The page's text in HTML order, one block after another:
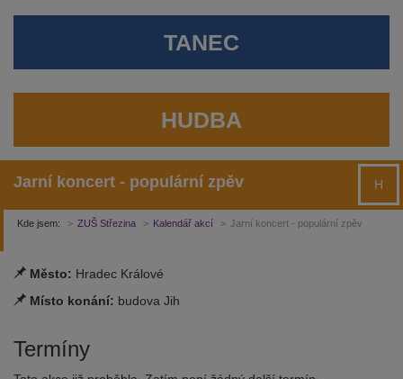
TANEC
HUDBA
Jarní koncert - populární zpěv H
Kde jsem: ZUŠ Střezina Kalendář akcí Jarní koncert - populární zpěv
Město: Hradec Králové
Místo konání: budova Jih
Termíny